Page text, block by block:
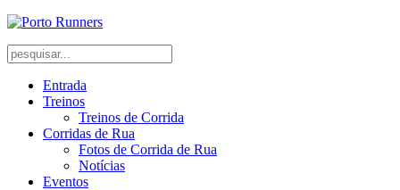
Entrada
Treinos
Treinos de Corrida
Corridas de Rua
Fotos de Corrida de Rua
Notícias
Eventos